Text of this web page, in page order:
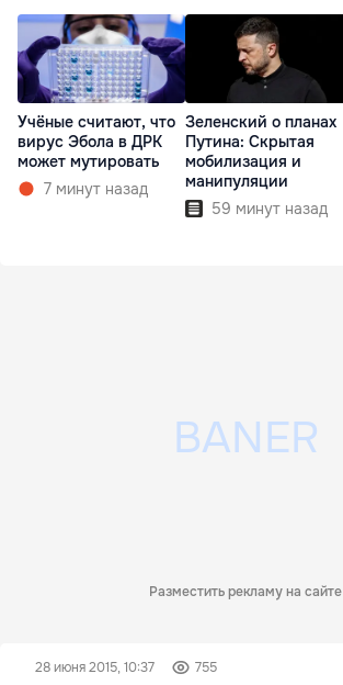
Учёные считают, что
вирус Эбола в ДРК
может мутировать
7 минут назад
Зеленский о планах
Путина: Скрытая
мобилизация и
манипуляции
59 минут назад
Разместить рекламу на сайте
28 июня 2015, 10:37 755